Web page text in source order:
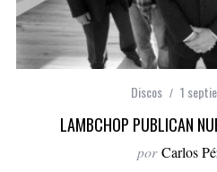
Discos 1
LAMBCHOP PUBLICAN
por Carlos